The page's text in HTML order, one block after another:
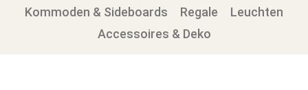
Kommoden & Sideboards
Regale
Leuchten
Accessoires & Deko